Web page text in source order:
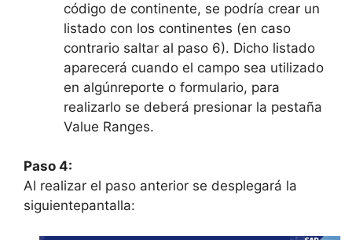
código de continente, se podría crear un
listado con los continentes (en caso
contrario saltar al paso 6). Dicho listado
aparecerá cuando el campo sea utilizado
en algúnreporte o formulario, para
realizarlo se deberá presionar la pestaña
Value Ranges.
Paso 4:
Al realizar el paso anterior se desplegará la
siguientepantalla: